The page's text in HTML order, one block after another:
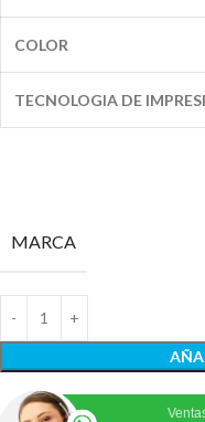
COLOR
TECNOLOGIA DE
MARCA